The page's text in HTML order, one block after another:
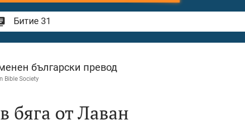
български превод
Bible Society
бяга от Лаван